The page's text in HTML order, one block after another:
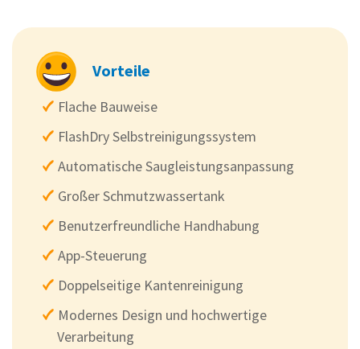
Vorteile
Flache Bauweise
FlashDry Selbstreinigungssystem
Automatische Saugleistungsanpassung
Großer Schmutzwassertank
Benutzerfreundliche Handhabung
App-Steuerung
Doppelseitige Kantenreinigung
Modernes Design und hochwertige
Verarbeitung